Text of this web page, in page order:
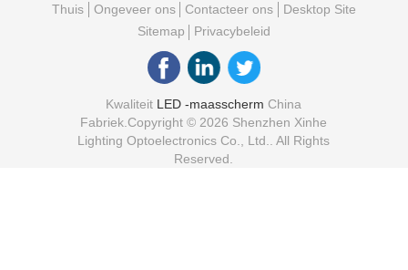
Thuis Ongeveer ons Contacteer ons
Desktop Site
Sitemap
Privacybeleid
Kwaliteit LED -maasscherm China
Fabriek.Copyright © 2026 Shenzhen Xinhe
Lighting Optoelectronics Co., Ltd.. All Rights
Reserved.